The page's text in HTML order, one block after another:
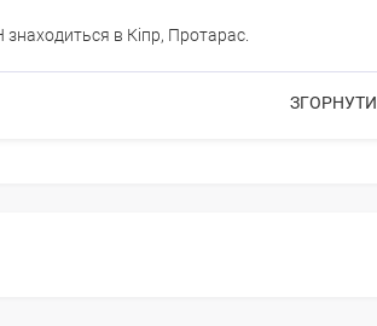
знаходиться в Кіпр, Протарас.
ЗГОРНУТИ